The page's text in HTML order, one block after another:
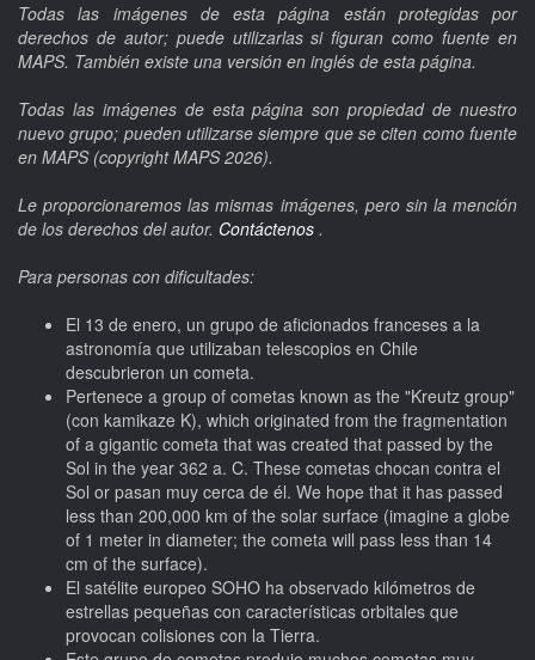
Todas las imágenes de esta página están protegidas por
derechos de autor; puede utilizarlas si figuran como fuente en
MAPS. También existe una versión en inglés de esta página.
Todas las imágenes de esta página son propiedad de nuestro
nuevo grupo; pueden utilizarse siempre que se citen como fuente
en MAPS (copyright MAPS 2026).
Le proporcionaremos las mismas imágenes, pero sin la mención
de los derechos del autor. Contáctenos .
Para personas con dificultades:
El 13 de enero, un grupo de aficionados franceses a la
astronomía que utilizaban telescopios en Chile
descubrieron un cometa.
Pertenece a group of cometas known as the "Kreutz group"
(con kamikaze K), which originated from the fragmentation
of a gigantic cometa that was created that passed by the
Sol in the year 362 a. C. These cometas chocan contra el
Sol or pasan muy cerca de él. We hope that it has passed
less than 200,000 km of the solar surface (imagine a globe
of 1 meter in diameter; the cometa will pass less than 14
cm of the surface).
El satélite europeo SOHO ha observado kilómetros de
estrellas pequeñas con características orbitales que
provocan colisiones con la Tierra.